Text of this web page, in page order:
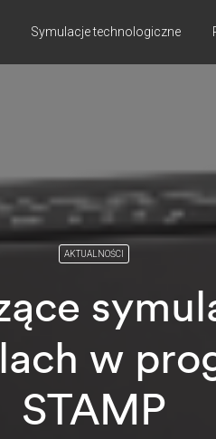
Symulacje technologiczne
AKTUALNOŚCI
w
STAMP